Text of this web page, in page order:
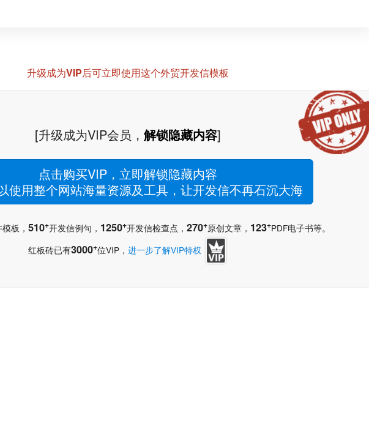
升级成为VIP后可立即使用这个外贸开发信模板
[升级成为VIP会员， 解锁隐藏内容]
点击购买VIP，立即解锁隐藏内容
使用整个网站海量资源及工具，让开发信不再石沉大海
板， 510+开发信例句， 1250+开发信检查点， 270+原创文章， 123+PDF电子书等。
红板砖已有3000+位VIP， 进一步了解VIP特权